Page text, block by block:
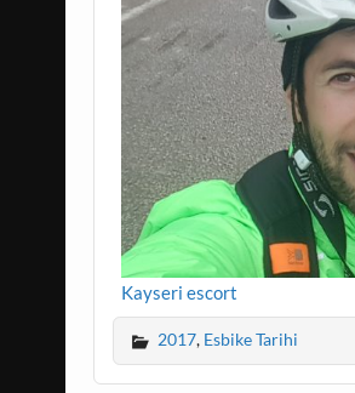
Kayseri escort
2017, Esbike Tarihi